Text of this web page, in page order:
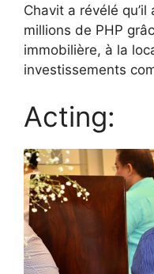
Chavit a révélé
millions de PHP
immobilière, à la
investissements
Acting: